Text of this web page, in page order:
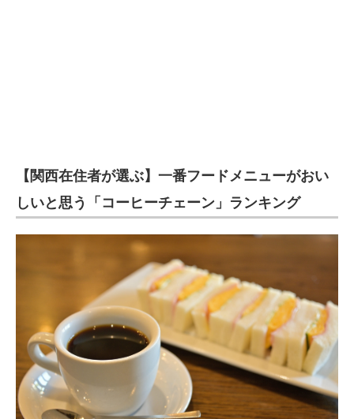
【関西在住者が選ぶ】一番フードメニューがおい
しいと思う「コーヒーチェーン」ランキング